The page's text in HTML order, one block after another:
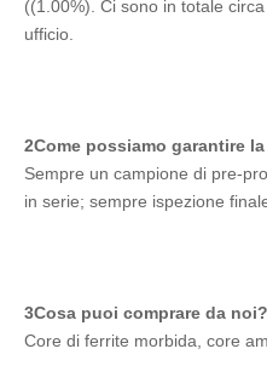
((1.00%). Ci sono in totale
ufficio.
2Come possiamo garantire
Sempre un campione di pre-
in serie; sempre ispezione
3Cosa puoi comprare da noi?
Core di ferrite morbida, core